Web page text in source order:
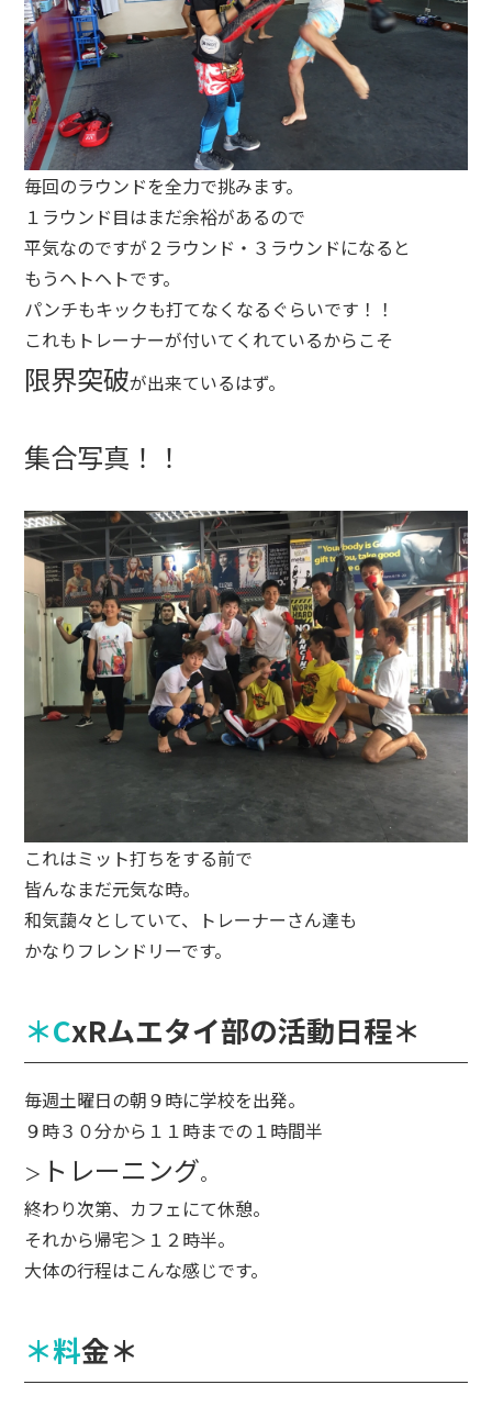
毎回のラウンドを全力で挑みます。
１ラウンド目はまだ余裕があるので
平気なのですが２ラウンド・３ラウンドになると
もうヘトヘトです。
パンチもキックも打てなくなるぐらいです！！
これもトレーナーが付いてくれているからこそ
限界突破が出来ているはず。
集合写真！！
これはミット打ちをする前で
皆んなまだ元気な時。
和気藹々としていて、トレーナーさん達も
かなりフレンドリーです。
＊CxRムエタイ部の活動日程＊
毎週土曜日の朝９時に学校を出発。
９時３０分から１１時までの１時間半
＞ トレーニング。
終わり次第、カフェにて休憩。
それから帰宅＞１２時半。
大体の行程はこんな感じです。
＊料金＊